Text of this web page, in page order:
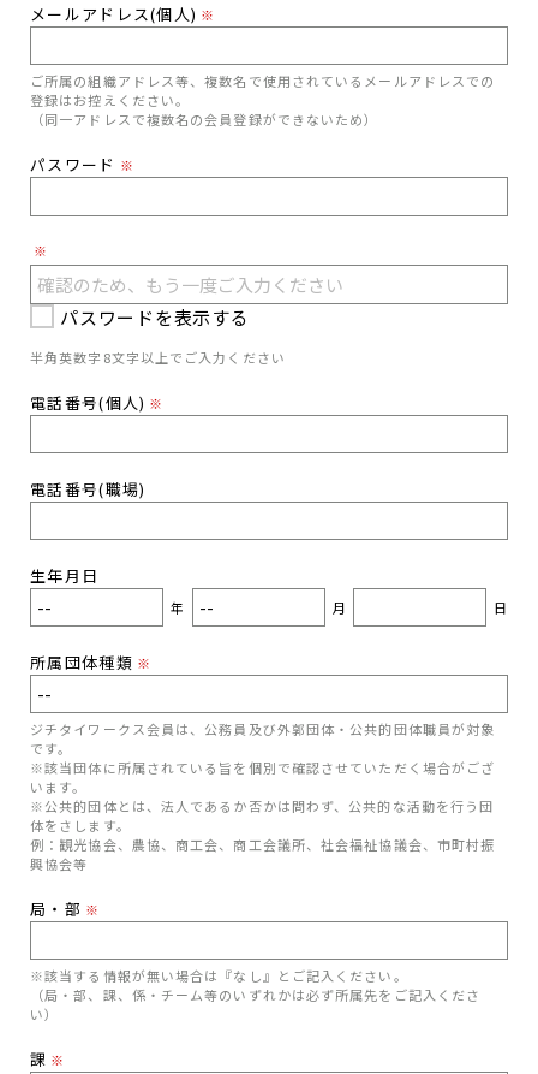
メールアドレス(個人) ※
ご所属の組織アドレス等、複数名で使用されているメールアドレスでの
登録はお控えください。
（同一アドレスで複数名の会員登録ができないため）
パスワード ※
※
パスワードを表示する
半角英数字8文字以上でご入力ください
電話番号(個人) ※
電話番号(職場)
生年月日
年 月 日
所属団体種類 ※
ジチタイワークス会員は、公務員及び外郭団体・公共的団体職員が対象
です。
※該当団体に所属されている旨を個別で確認させていただく場合がござ
います。
※公共的団体とは、法人であるか否かは問わず、公共的な活動を行う団
体をさします。
例：観光協会、農協、商工会、商工会議所、社会福祉協議会、市町村振
興協会等
局・部 ※
※該当する情報が無い場合は『なし』とご記入ください。
（局・部、課、係・チーム等のいずれかは必ず所属先をご記入くださ
い）
課 ※